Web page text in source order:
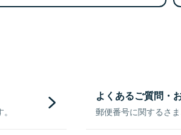
よくあるご質問・
郵便番号に関するさ